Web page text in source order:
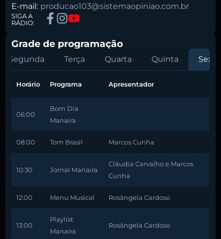
E-mail: producao103@sistemaopiniao.com.br
SIGA A
RÁDIO:
Grade de programação
Segunda Terça Quarta Quinta Sexta
Horário Programa Apresentador
06:00
Bom Dia
Manaíra
08:00 Tom Brasil Marcos Cunha
10:30 Jornal Manaíra
Cláudia Carvalho e Marcos
Cunha
12:00 Menu Musical Rosângela Cardoso
13:00
Playlist
Manaíra
Rosângela Cardoso